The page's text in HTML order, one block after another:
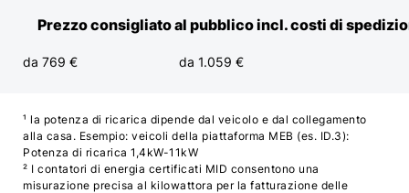
Prezzo consigliato al pubblico incl. costi di
da 769 € da 1.059 €
¹ la potenza di ricarica dipende dal veicolo e dal collegamento
alla casa. Esempio: veicoli della piattaforma MEB (es. ID.3):
Potenza di ricarica 1,4kW-11kW
² I contatori di energia certificati MID consentono una
misurazione precisa al kilowattora per la fatturazione delle